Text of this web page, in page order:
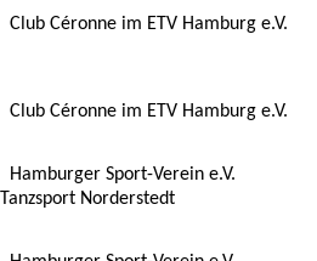
Club Céronne im ETV Hamburg e.V.
Club Céronne im ETV Hamburg e.V.
Hamburger Sport-Verein e.V.
Tanzsport Norderstedt